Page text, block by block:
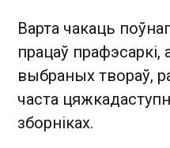
Варта чакаць
працаў
выбраных твораў,
часта
зборніках.